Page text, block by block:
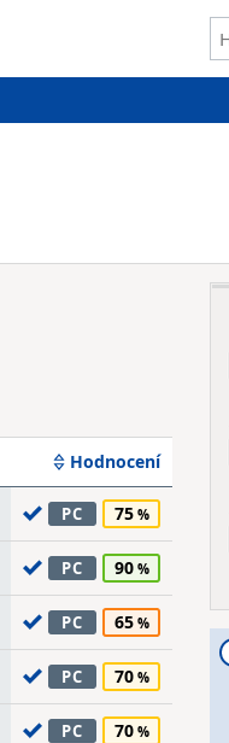
Hodnocení
PC 75
PC 90
PC 65
PC 70
PC 70